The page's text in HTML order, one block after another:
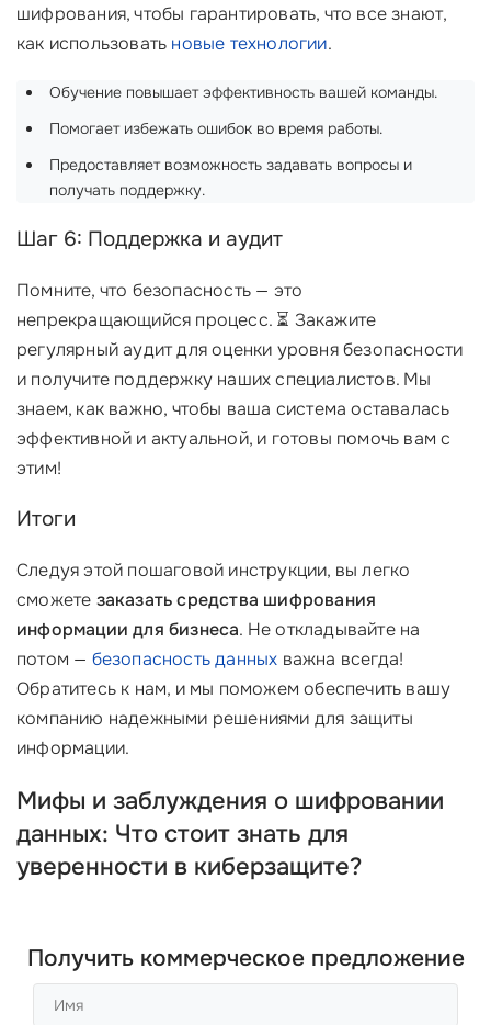
шифрования, чтобы гарантировать, что все знают,
как использовать новые технологии.
Обучение повышает эффективность вашей команды.
Помогает избежать ошибок во время работы.
Предоставляет возможность задавать вопросы и
получать поддержку.
Шаг 6: Поддержка и аудит
Помните, что безопасность — это
непрекращающийся процесс. ⏳ Закажите
регулярный аудит для оценки уровня безопасности
и получите поддержку наших специалистов. Мы
знаем, как важно, чтобы ваша система оставалась
эффективной и актуальной, и готовы помочь вам с
этим!
Итоги
Следуя этой пошаговой инструкции, вы легко
сможете заказать средства шифрования
информации для бизнеса. Не откладывайте на
потом — безопасность данных важна всегда!
Обратитесь к нам, и мы поможем обеспечить вашу
компанию надежными решениями для защиты
информации.
Мифы и заблуждения о шифровании
данных: Что стоит знать для
уверенности в киберзащите?
Получить коммерческое предложение